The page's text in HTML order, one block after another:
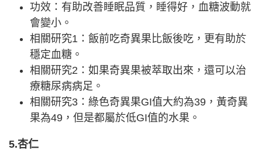
功效：有助改善睡眠品質，睡得好，血糖波動就
會變小。
相關研究1：飯前吃奇異果比飯後吃，更有助於
穩定血糖。
相關研究2：如果奇異果被萃取出來，還可以治
療糖尿病病足。
相關研究3：綠色奇異果GI值大約為39，黃奇異
果為49，但是都屬於低GI值的水果。
5.杏仁